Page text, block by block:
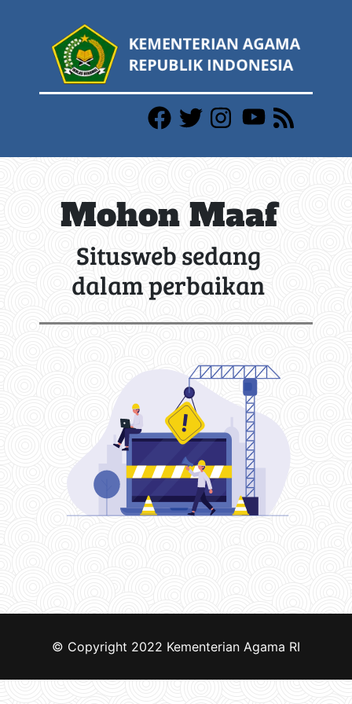
Mohon Maaf
Situsweb sedang
dalam perbaikan
© Copyright 2022 Kementerian Agama RI